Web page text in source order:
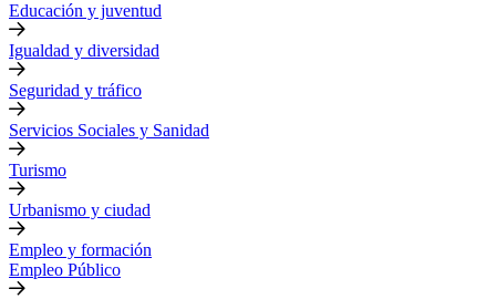
Educación y juventud
Igualdad y diversidad
Seguridad y tráfico
Servicios Sociales y Sanidad
Turismo
Urbanismo y ciudad
Empleo y formación
Empleo Público